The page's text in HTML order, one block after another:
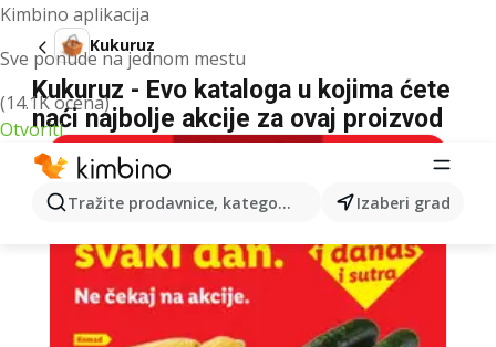
Kimbino aplikacija
Sve ponude na jednom mestu
(14.1K ocena)
Otvoriti
Tražite prodavnice, kategorije, proizvode...Izaberi grad
Kukuruz
Kukuruz - Evo kataloga u kojima ćete
naći najbolje akcije za ovaj proizvod